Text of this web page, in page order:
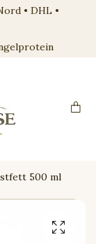
• DHL •
500 ml